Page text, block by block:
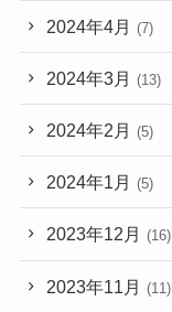
2024年4月 (7)
2024年3月 (13)
2024年2月 (5)
2024年1月 (5)
2023年12月 (16)
2023年11月 (11)